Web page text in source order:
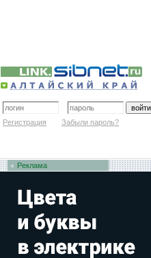
Регистрация Забыли пароль?
Реклама